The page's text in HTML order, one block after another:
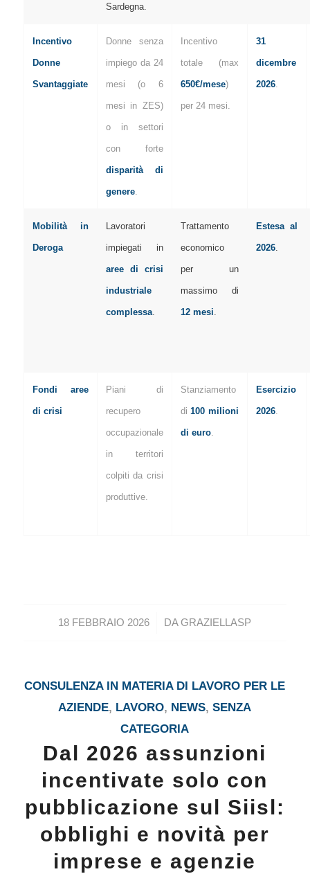
Sardegna.
Incentivo
Donne
Svantaggiate
Donne senza
impiego da 24
mesi (o 6
mesi in ZES)
o in settori
con forte
disparità di
genere.
Incentivo
totale (max
650€/mese)
per 24 mesi.
31
dicembre
2026.
Mobilità in
Deroga
Lavoratori
impiegati in
aree di crisi
industriale
complessa.
Trattamento
economico
per un
massimo di
12 mesi
Estesa al
2026.
Fondi aree
di crisi
Piani di
recupero
occupazionale
in territori
colpiti da crisi
produttive.
Stanziamento
di100 milioni
di euro.
Esercizio
2026.
18 FEBBRAIO 2026
/ DAGRAZIELLASP
CONSULENZA IN MATERIA DI LAVORO PER LE
AZIENDE, LAVORO, NEWS,SENZA
CATEGORIA
Dal 2026 assunzioni
incentivate solo con
pubblicazione sul Siisl:
obblighi e novità per
imprese e agenzie